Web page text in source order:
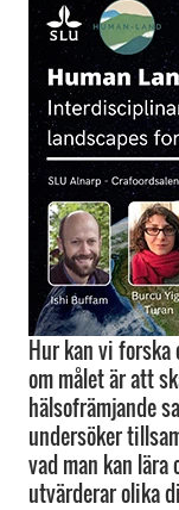
Hur kan vi forska
om målet är att
hälsofrämjande
undersöker
vad man kan lära
utvärderar olika